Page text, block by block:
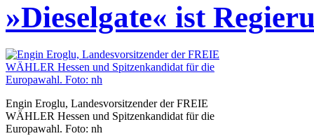
»Dieselgate« ist
Engin Eroglu, Landesvorsitzender der FREIE
WÄHLER Hessen und Spitzenkandidat für die
Europawahl. Foto: nh